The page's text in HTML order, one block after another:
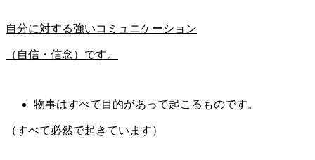
自分に対する強いコミュニケーション
（自信・信念）です。
物事はすべて目的があって起こるものです。
（すべて必然で起きています）